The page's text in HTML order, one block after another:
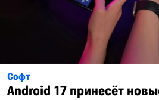
Софт
Android 17 принесёт